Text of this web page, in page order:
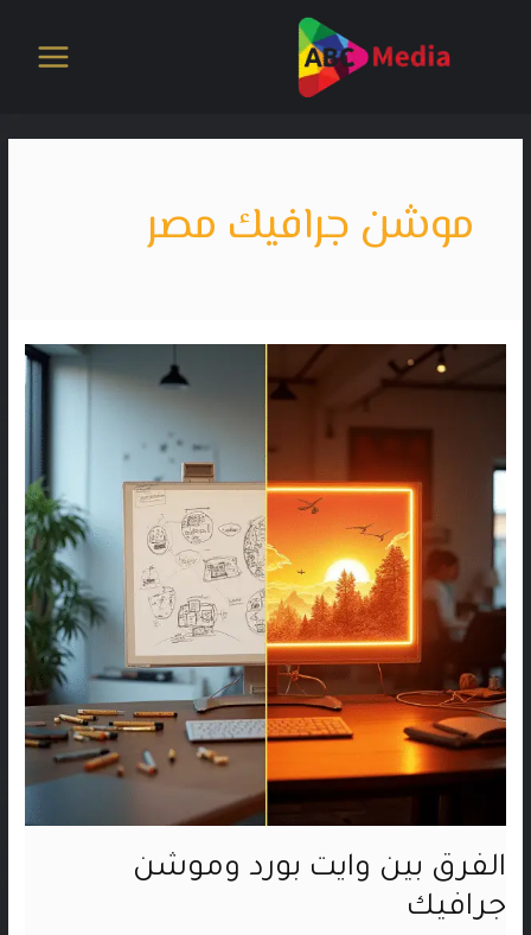
موشن جرافيك مصر
الفرق بين وايت بورد وموشن
جرافيك
بين
وموشن
جرافيك